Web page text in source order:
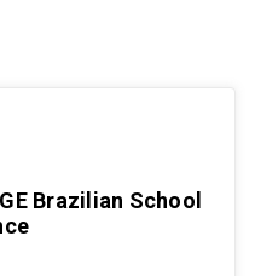
Brazilian School